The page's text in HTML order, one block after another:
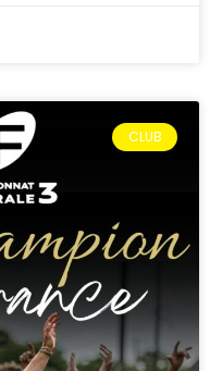
CLUB